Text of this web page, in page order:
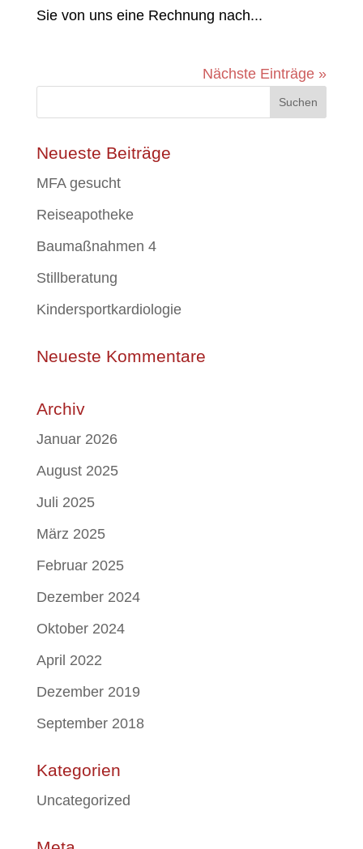
Sie von uns eine Rechnung nach...
Nächste Einträge »
Neueste Beiträge
MFA gesucht
Reiseapotheke
Baumaßnahmen 4
Stillberatung
Kindersportkardiologie
Neueste Kommentare
Archiv
Januar 2026
August 2025
Juli 2025
März 2025
Februar 2025
Dezember 2024
Oktober 2024
April 2022
Dezember 2019
September 2018
Kategorien
Uncategorized